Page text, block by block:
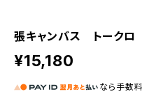
張キャンバス トーク
¥15,180
なら 手数